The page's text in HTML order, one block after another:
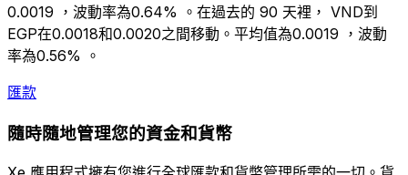
0.0019 ，波動率為0.64% 。在過去的 90 天裡， VND到
EGP在0.0018和0.0020之間移動。平均值為0.0019 ，波動
率為0.56% 。
匯款
隨時隨地管理您的資金和貨幣